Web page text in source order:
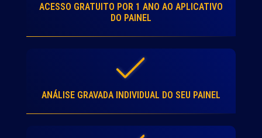
ACESSO GRATUITO POR 1 ANO AO APLICATIVO
DO PAINEL
ANÁLISE GRAVADA INDIVIDUAL DO SEU PAINEL